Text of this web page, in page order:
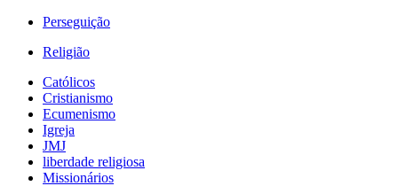
Perseguição
Religião
Católicos
Cristianismo
Ecumenismo
Igreja
JMJ
liberdade religiosa
Missionários